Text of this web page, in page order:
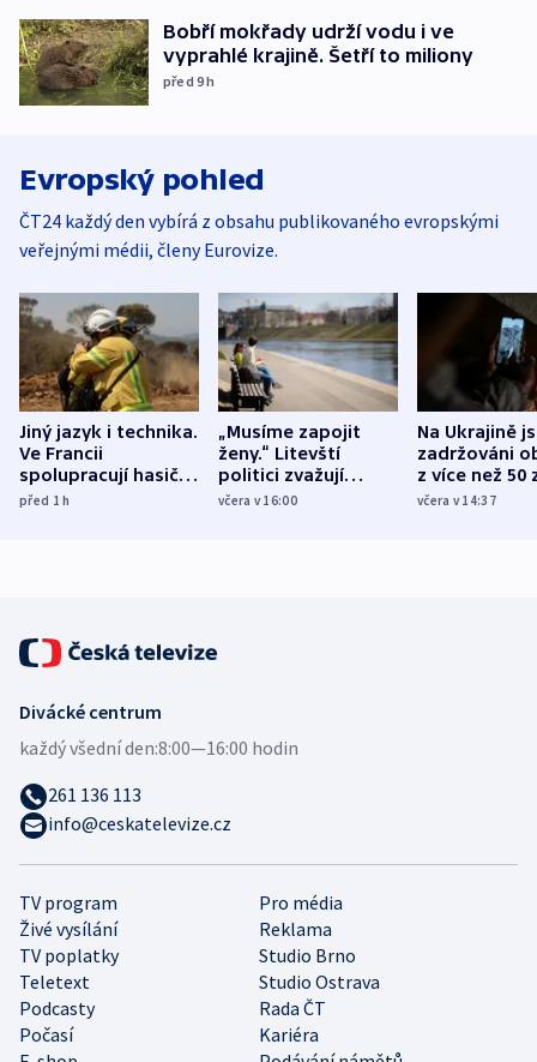
Bobří mokřady udrží vodu i ve
vyprahlé krajině. Šetří to miliony
před 9h
Evropský pohled
ČT24 každý den vybírá z obsahu publikovaného evropskými
veřejnými médii, členy Eurovize.
Jiný jazyk i technika.
Ve Francii
spolupracují hasiči z
různých zemí
před 1h
„Musíme zapojit
ženy.“ Litevští
politici zvažují
dohodu o
včera v 16:00
Na Ukrajině
zadržováni
z více než 50
Bojovali na
včera v 14:37
TV program
Pro média
Živé vysílání
Reklama
TV poplatky
Studio Brno
Teletext
Studio Ostrava
Podcasty
Rada ČT
Počasí
Kariéra
Divácké centrum
každý všední den:8:00—16:00 hodin
261 136 113
info@ceskatelevize.cz